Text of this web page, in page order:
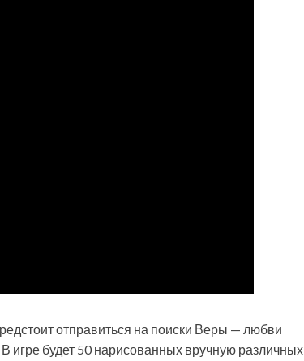
отправиться на поиски Веры — любви
игре будет 50 нарисованных вручную различных